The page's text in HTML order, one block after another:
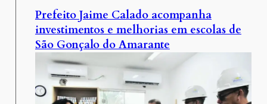
Prefeito Jaime Calado acompanha
investimentos e melhorias em escolas de
São Gonçalo do Amarante